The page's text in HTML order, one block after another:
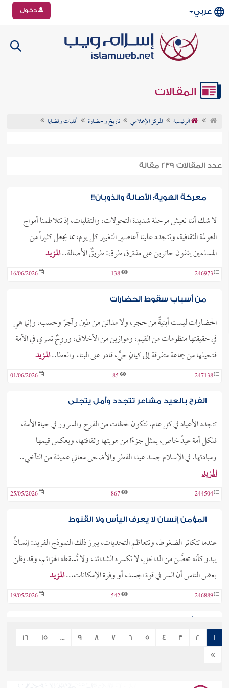
عربي دخول
المقالات
الرئيسية المركز الإعلامي تاريخ و حضارة أقليات وقضايا
عدد المقالات 239 مقالة
معركة الهوية: الأصالة والذوبان!!
لا شك أننا نعيش مرحلة شديدة التحولات، والتقلبات، إذ تتلاطمنا أمواج
العولمة الثقافية، وتتجدد علينا أعاصير التغيير كل يوم، مما يجعل كثيراً من
المسلمين يقفون حائرين على مفترق طرق: طريقٌ الأصالة..المزيد
246973
138
16/06/2026
من أسباب سقوط الحضارات
الحضارات ليست أبنيةً من حجر، ولا مدائن من طين وآجرّ وحسب، وإنما هي
في حقيقتها منظومات من القيم، وموازين من الأخلاق، وروحٌ تسري في الأمة
فتحيلها من جماعة متفرقة إلى كيانٍ حيٍّ، قادر على البناء والعطا..المزيد
247138
85
01/06/2026
الفرح بالعيد مشاعر تتجدد وأمل يتجلى
تتجدد الأعياد في كل عام، لتكون لحظات من الفرح والسرور في حياة الأمة،
فلكل أمة عيدٌ خاص، يمثل جزءًا من هويتها وثقافتها، ويعكس قيمها
ومبادئها. في الإسلام جسد عيدا الفطر والأضحى معاني عميقة من التآخي..
المزيد
244504
867
25/05/2026
المؤمن إنسان لا يعرف اليأس ولا القنوط
عندما تتكاثر الضغوط، وتتعاظم التحديات، يبرز ذلك النموذج الفريد: إنسانٌ
يبدو كأنه محصَّن من الداخل، لا تكسره الشدائد، ولا تُسقطه الهزائم، وقد يظن
بعض الناس أن السر في قوة الجسد، أو وفرة الإمكانات،..المزيد
246889
542
19/05/2026
أجمع الفصحاء على أن القرآن مثل الخطاب الأفصح للغة العرب، وكان فيه من
البيان، والبلاغة، ما جعل بلغاء العربية يعترفون بسيادته، وجمعه لأبلغ ما
1
2
3
4
5
6
7
8
9
...
15
16